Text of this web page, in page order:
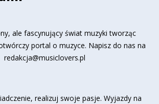
ale fascynujący świat muzyki tworząc
portal o muzyce. Napisz do nas na
redakcja@musiclovers.pl
realizuj swoje pasje. Wyjazdy na